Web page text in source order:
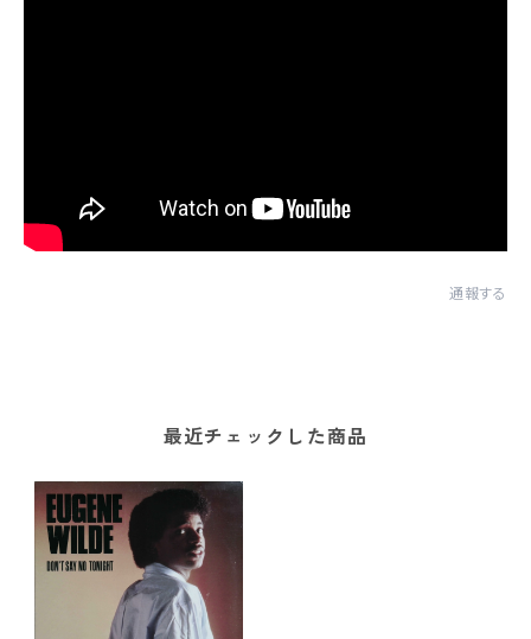
通報する
最近チェックした商品